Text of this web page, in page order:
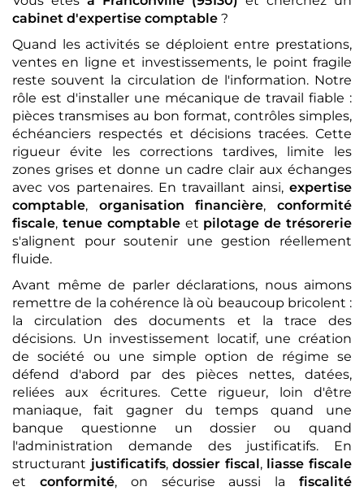
cabinet d'expertise comptable ?
Quand les activités se déploient entre prestations,
ventes en ligne et investissements, le point fragile
reste souvent la circulation de l'information. Notre
rôle est d'installer une mécanique de travail fiable :
pièces transmises au bon format, contrôles simples,
échéanciers respectés et décisions tracées. Cette
rigueur évite les corrections tardives, limite les
zones grises et donne un cadre clair aux échanges
avec vos partenaires. En travaillant ainsi, expertise
comptable, organisation financière,conformité
fiscale, tenue comptableet pilotage de trésorerie
s'alignent pour soutenir une gestion réellement
fluide.
Avant même de parler déclarations, nous aimons
remettre de la cohérence là où beaucoup bricolent :
la circulation des documents et la trace des
décisions. Un investissement locatif, une création
de société ou une simple option de régime se
défend d'abord par des pièces nettes, datées,
reliées aux écritures. Cette rigueur, loin d'être
maniaque, fait gagner du temps quand une
banque questionne un dossier ou quand
l'administration demande des justificatifs. En
structurant justificatifs,dossier fiscal, liasse fiscale
et conformité, on sécurise aussi lafiscalité